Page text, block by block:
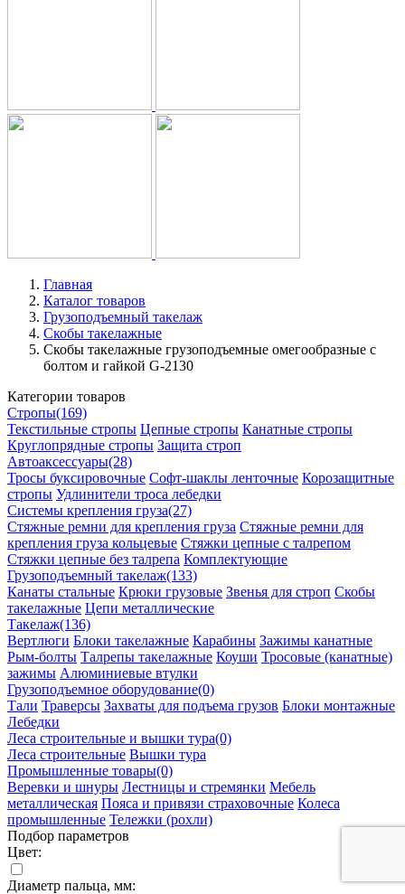
Главная
Каталог товаров
Грузоподъемный такелаж
Скобы такелажные
Скобы такелажные грузоподъемные омегообразные с
болтом и гайкой G-2130
Категории товаров
Стропы(169)
Текстильные стропы Цепные стропы Канатные стропы
Круглопрядные стропы Защита строп
Автоаксессуары(28)
Тросы буксировочные Софт-шаклы ленточные Корозащитные
стропы Удлинители троса лебедки
Системы крепления груза(27)
Стяжные ремни для крепления груза Стяжные ремни для
крепления груза кольцевые Стяжки цепные с талрепом
Стяжки цепные без талрепа Комплектующие
Грузоподъемный такелаж(133)
Канаты стальные Крюки грузовые Звенья для строп Скобы
такелажные Цепи металлические
Такелаж(136)
Вертлюги Блоки такелажные Карабины Зажимы канатные
Рым-болты Талрепы такелажные Коуши Тросовые (канатные)
зажимы Алюминиевые втулки
Грузоподъемное оборудование(0)
Тали Траверсы Захваты для подъема грузов Блоки монтажные
Лебедки
Леса строительные и вышки тура(0)
Леса строительные Вышки тура
Промышленные товары(0)
Веревки и шнуры Лестницы и стремянки Мебель
металлическая Пояса и привязи страховочные Колеса
промышленные Тележки (рохли)
Подбор параметров
Цвет:
Диаметр пальца, мм: